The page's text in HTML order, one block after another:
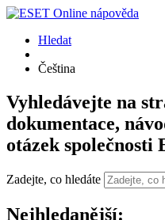
Hledat
Čeština
Vyhledávejte na
dokumentace,
otázek společnosti
Zadejte, co hledáte
Nejhledanější: